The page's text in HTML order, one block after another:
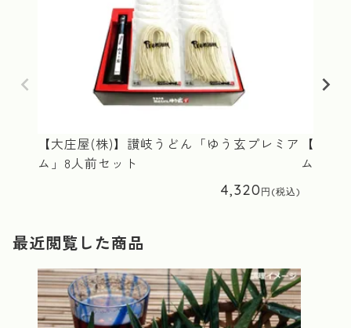
【大庄屋(株)】讃岐うどん「ゆう玄プレミア
ム」8人前セット
4,320
【大
ム」10
最近閲覧した商品